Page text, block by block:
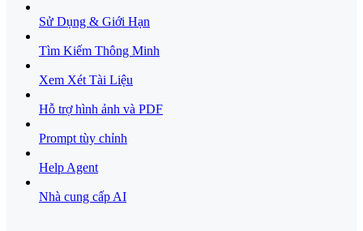
Sử Dụng & Giới Hạn
Tìm Kiếm Thông Minh
Xem Xét Tài Liệu
Hỗ trợ hình ảnh và PDF
Prompt tùy chỉnh
Help Agent
Nhà cung cấp AI